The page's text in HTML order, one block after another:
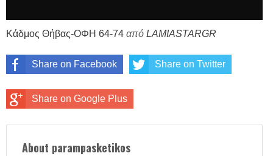
Κάδμος Θήβας-ΟΦΗ 64-74 από LAMIASTARGR
Share on Facebook Share on Twitter
Share on Google Plus
About parampasketikos